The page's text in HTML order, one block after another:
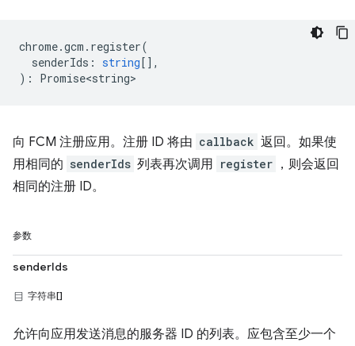
chrome.gcm . register(
senderIds : string[],
) : Promise<string>
向 FCM 注册应用。注册 ID 将由 callback 返回。如果使
用相同的 senderIds 列表再次调用 register ，则会返回
相同的注册 ID。
参数
senderIds
字符串[]
允许向应用发送消息的服务器 ID 的列表。应包含至少一个